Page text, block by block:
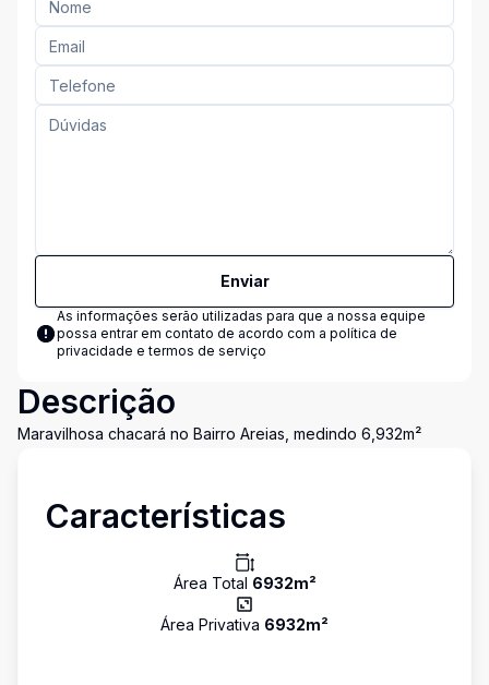
Enviar
As informações serão utilizadas para que a nossa equipe
possa entrar em contato de acordo com a política de
privacidade e termos de serviço
Descrição
Maravilhosa chacará no Bairro Areias, medindo 6,932m²
Características
Área Total 6932m²
Área Privativa 6932m²